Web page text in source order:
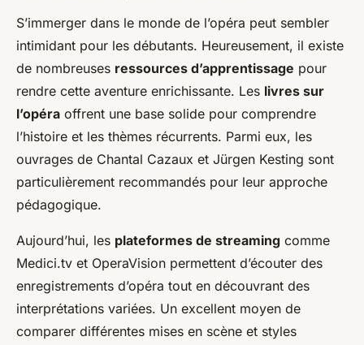
S’immerger dans le monde de l’opéra peut sembler
intimidant pour les débutants. Heureusement, il existe
de nombreuses ressources d’apprentissage pour
rendre cette aventure enrichissante. Les livres sur
l’opéra offrent une base solide pour comprendre
l’histoire et les thèmes récurrents. Parmi eux, les
ouvrages de Chantal Cazaux et Jürgen Kesting sont
particulièrement recommandés pour leur approche
pédagogique.
Aujourd’hui, les plateformes de streaming comme
Medici.tv et OperaVision permettent d’écouter des
enregistrements d’opéra tout en découvrant des
interprétations variées. Un excellent moyen de
comparer différentes mises en scène et styles